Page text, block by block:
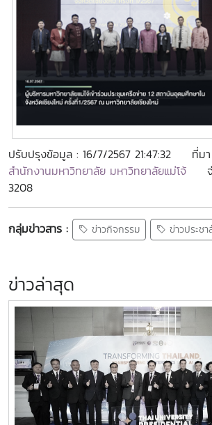
ปรับปรุงข้อมูล : 16/7/2567 21:47:32 ที่ม
สำนักงานมหาวิทยาลัย มหาวิทยาลัยแม่โจ้
3208
กลุ่มข่าวสาร : ข่าวกิจกรรม ข่าวประช
ข่าวล่าสุด